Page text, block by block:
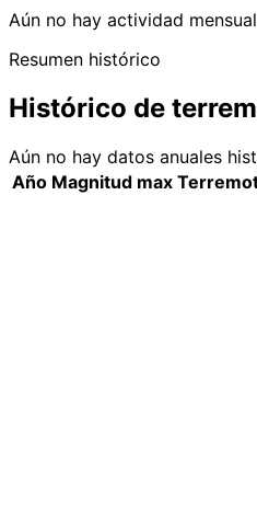
Aún no hay actividad
Resumen histórico
Histórico de
Aún no hay datos anuales
Año Magnitud max